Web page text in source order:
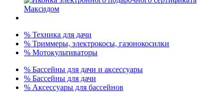
% Техника для дачи
% Триммеры, электрокосы, газонокосилки
% Мотокультиваторы
% Бассейны для дачи и аксессуары
% Бассейны для дачи
% Аксессуары для бассейнов